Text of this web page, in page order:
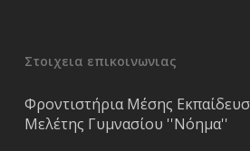
Στοιχεια επικοινωνιας
Φροντιστήρια Μέσης
Μελέτης Γυμνασίου ''Νόημα''